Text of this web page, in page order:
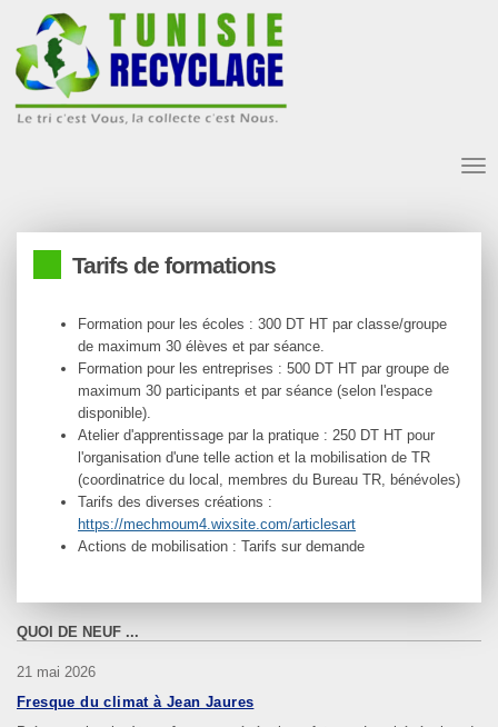
Tarifs de formations
Formation pour les écoles : 300 DT HT par classe/groupe
de maximum 30 élèves et par séance.
Formation pour les entreprises : 500 DT HT par groupe de
maximum 30 participants et par séance (selon l'espace
disponible).
Atelier d'apprentissage par la pratique : 250 DT HT pour
l'organisation d'une telle action et la mobilisation de TR
(coordinatrice du local, membres du Bureau TR, bénévoles)
Tarifs des diverses créations :
https://mechmoum4.wixsite.com/articlesart
Actions de mobilisation : Tarifs sur demande
QUOI DE NEUF ...
21 mai 2026
Fresque du climat à Jean Jaures